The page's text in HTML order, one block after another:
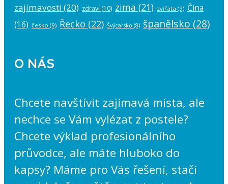
zajímavosti (20) zdraví (10) zima (21) zvířata (9) Čína
(16) česko (9) Řecko (22) Švýcarsko (8) španělsko (28)
O NÁS
Chcete navštívit zajímavá místa, ale
nechce se Vám vylézat z postele?
Chcete výklad profesionálního
průvodce, ale máte hluboko do
kapsy? Máme pro Vás řešení, stačí